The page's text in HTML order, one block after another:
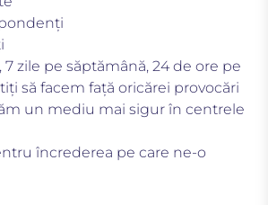
7 zile pe săptămână, 24 de ore pe
să facem față oricărei provocări
un mediu mai sigur în centrele
încrederea pe care ne-o